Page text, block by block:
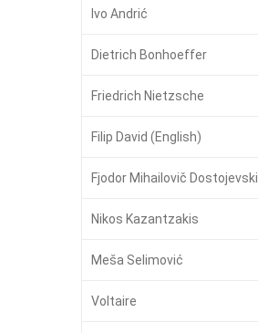
Ivo Andrić
Dietrich Bonhoeffer
Friedrich Nietzsche
Filip David (English)
Fjodor Mihailovič Dostojevski
Nikos Kazantzakis
Meša Selimović
Voltaire